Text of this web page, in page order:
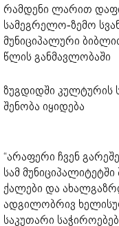
რამდენი ლარით
სამეგრელო-ზემო
მუნიციპალური
წლის განმავლობაში
ზუგდიდში
შენობა იყიდება
“არაფერი ჩვენ
სამ მუნიციპალიტეტში
ქალები და
ადგილობრივ
საკუთარი